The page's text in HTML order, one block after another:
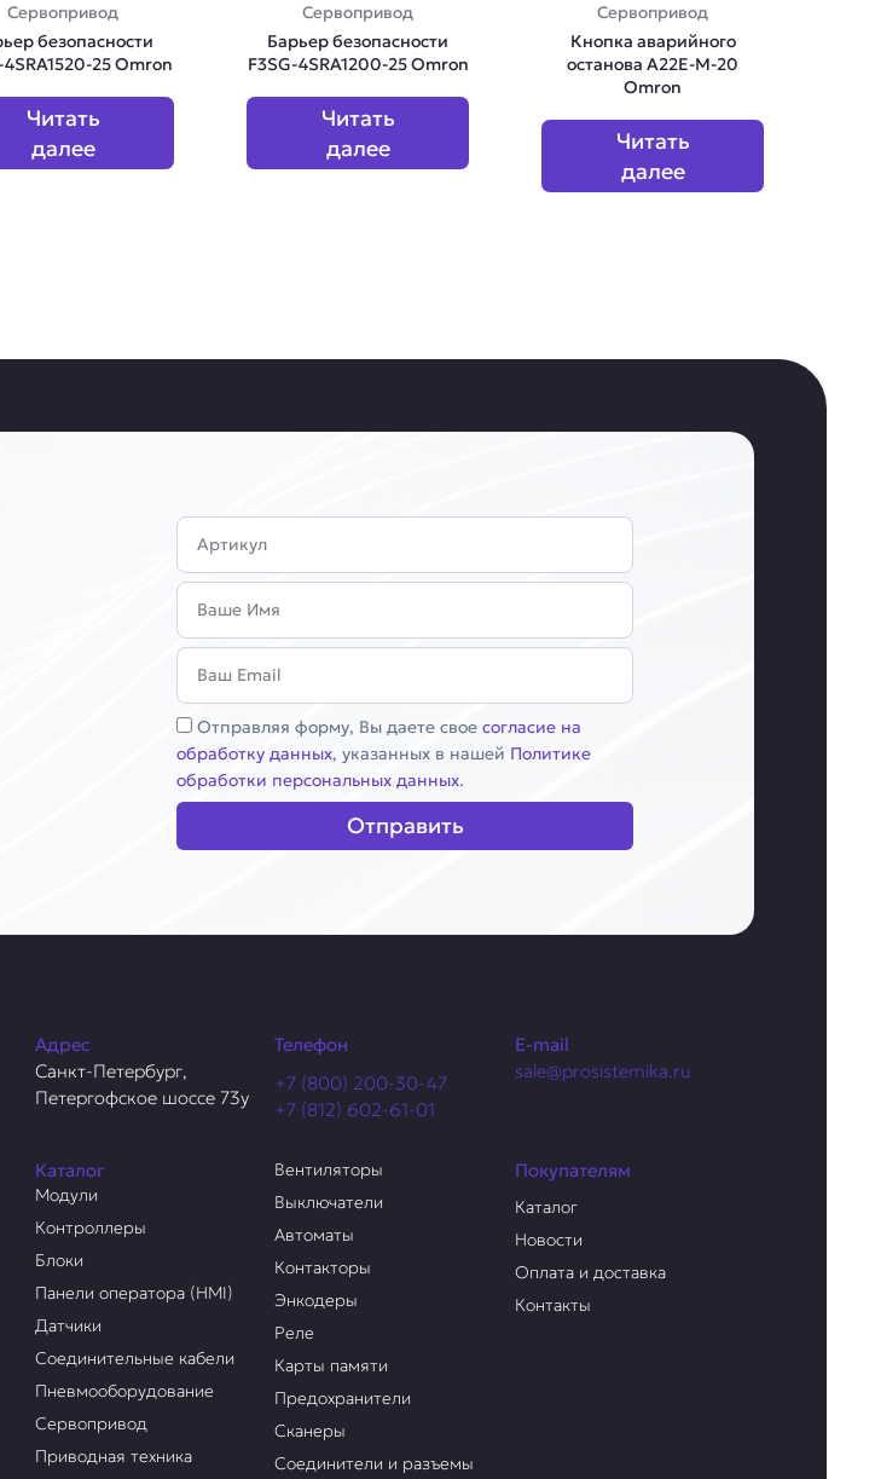
Сервопривод
безопасности
4SRA1520-25 Omron
Читать
далее
Сервопривод
Барьер безопасности
F3SG-4SRA1200-25 Omron
Читать
далее
Сервопривод
Кнопка аварийного
останова A22E-M-20
Omron
Читать
далее
Артикул
Имя
Email
Соглашение
Отправляя форму, Вы даете своесогласие на
обработку данных, указанных в нашей Политике
обработки персональных данных.
Отправить
Адрес
Санкт-Петербург,
Петергофское шоссе 73у
Телефон
+7 (800) 200-30-47
+7 (812) 602-61-01
E-mail
sale@prosistemika.ru
Каталог
Модули
Контроллеры
Блоки
Панели оператора (HMI)
Датчики
Соединительные кабели
Пневмооборудование
Сервопривод
Приводная техника
Вентиляторы
Выключатели
Автоматы
Контакторы
Энкодеры
Реле
Карты памяти
Предохранители
Сканеры
Соединители и разъемы
Покупателям
Каталог
Новости
Оплата и доставка
Контакты